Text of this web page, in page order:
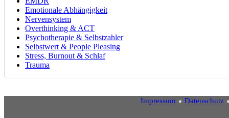
Emotionale Abhängigkeit
Nervensystem
Overthinking & ACT
Psychotherapie & Selbstzahler
Selbstwert & People Pleasing
Stress, Burnout & Schlaf
Trauma
Impressum ⬧ Datenschutz ⬧